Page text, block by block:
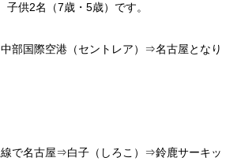
子供2名（7歳・5歳）です。
部国際空港（セントレア）⇒名古屋となり
で名古屋⇒白子（しろこ）⇒鈴鹿サーキッ